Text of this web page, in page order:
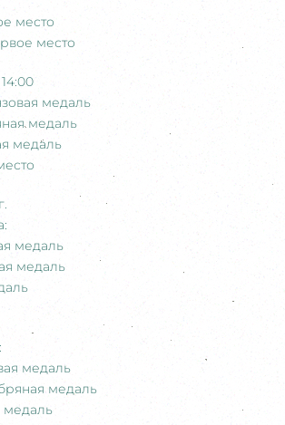
место
место
медаль
медаль
медаль
медаль
медаль
медаль
медаль
медаль